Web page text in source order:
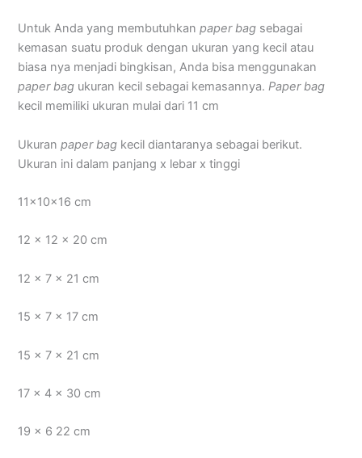
Untuk Anda yang membutuhkanpaper bag sebagai
kemasan suatu produk dengan ukuran yang kecil atau
biasa nya menjadi bingkisan, Anda bisa menggunakan
paper bag ukuran kecil sebagai kemasannya. Paper bag
kecil memiliki ukuran mulai dari 11 cm
Ukuran paper bag kecil diantaranya sebagai berikut.
Ukuran ini dalam panjang x lebar x tinggi
11x10x16 cm
12 x 12 x 20 cm
12 x 7 x 21 cm
15 x 7 x 17 cm
15 x 7 x 21 cm
17 x 4 x 30 cm
19 x 6 22 cm